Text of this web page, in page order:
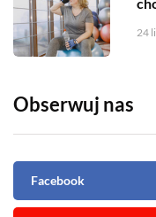
24
Obserwuj nas
Facebook